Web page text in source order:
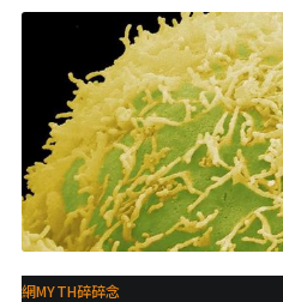
同時，老鼠體內的癌細胞數量
之後他們使用另一種抑制
應就停止了。 這是他們做的研究，然後【某些人】就斷章
取義，就講這研究證明了【
然後這篇研究發表在美國的
了。 一切就是這麼樸實，簡單，且無腦。 . . . 真相是 1，
這並不是“證明”了【所有】
beta的提高，
網MYTH碎碎念